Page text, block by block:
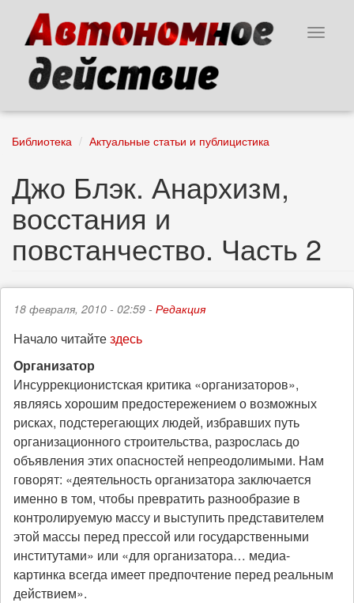
основному
содержанию
Toggle
Библиотека Актуальные статьи и публицистика
Джо Блэк. Анархизм,
восстания и
повстанчество. Часть 2
18 февраля, 2010 - 02:59 - Редакция
Начало читайтездесь
Организатор
Инсуррекционистская критика «организаторов»,
являясь хорошим предостережением о возможных
рисках, подстерегающих людей, избравших путь
организационного строительства, разрослась до
объявления этих опасностей непреодолимыми. Нам
говорят: «деятельность организатора заключается
именно в том, чтобы превратить разнообразие в
контролируемую массу и выступить представителем
этой массы перед прессой или государственными
институтами» или «для организатора… медиа-
картинка всегда имеет предпочтение перед реальным
действием».